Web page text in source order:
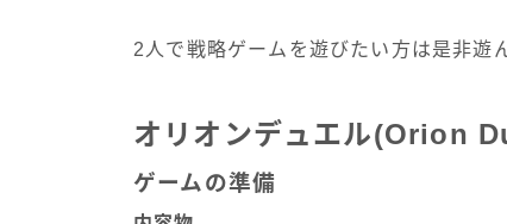
2人で戦略ゲームを遊びたい方は是非遊
オリオンデュエル(Orion
ゲームの準備